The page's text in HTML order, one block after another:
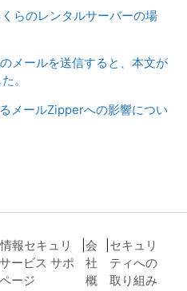
らのレンタルサーバーの場
メールを送信すると、本文が
。
メールZipperへの影響につい
報セキュリ
ービス サポ
ージ
会
社
概
セキュリ
ティへの
取り組み